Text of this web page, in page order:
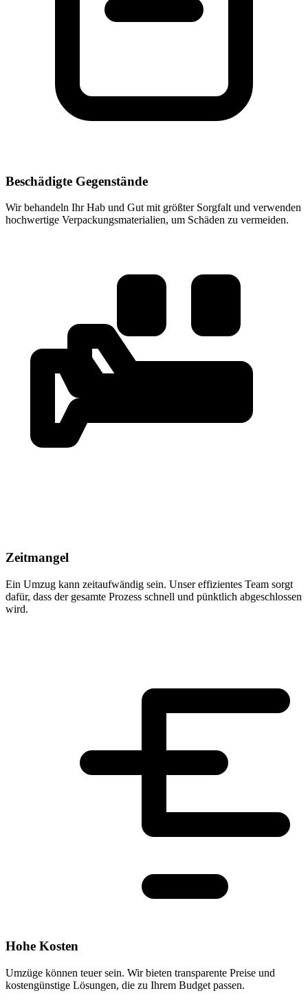
Beschädigte Gegenstände
Wir behandeln Ihr Hab und Gut mit größter Sorgfalt und verwenden
hochwertige Verpackungsmaterialien, um Schäden zu vermeiden.
Zeitmangel
Ein Umzug kann zeitaufwändig sein. Unser effizientes Team sorgt
dafür, dass der gesamte Prozess schnell und pünktlich abgeschlossen
wird.
Hohe Kosten
Umzüge können teuer sein. Wir bieten transparente Preise und
kostengünstige Lösungen, die zu Ihrem Budget passen.